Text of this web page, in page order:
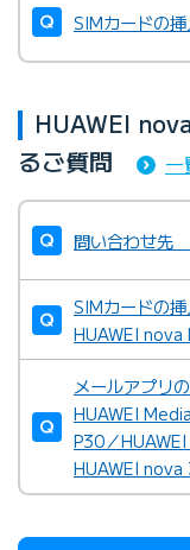
SIMカードの
HUAWEI
るご質問
一
問い合わせ先
SIMカードの
HUAWEI
メールアプリ
HUAWEI
P30／
HUAWEI